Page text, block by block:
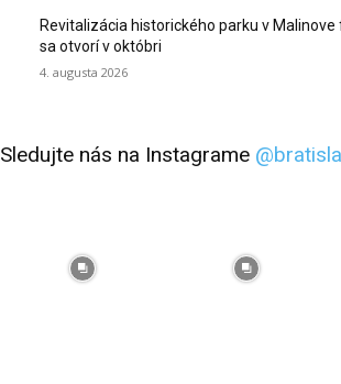
Revitalizácia historického parku v Malinove
sa otvorí v októbri
4. augusta 2026
Sledujte nás na Instagrame